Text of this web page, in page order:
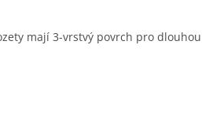
mají 3-vrstvý povrch pro